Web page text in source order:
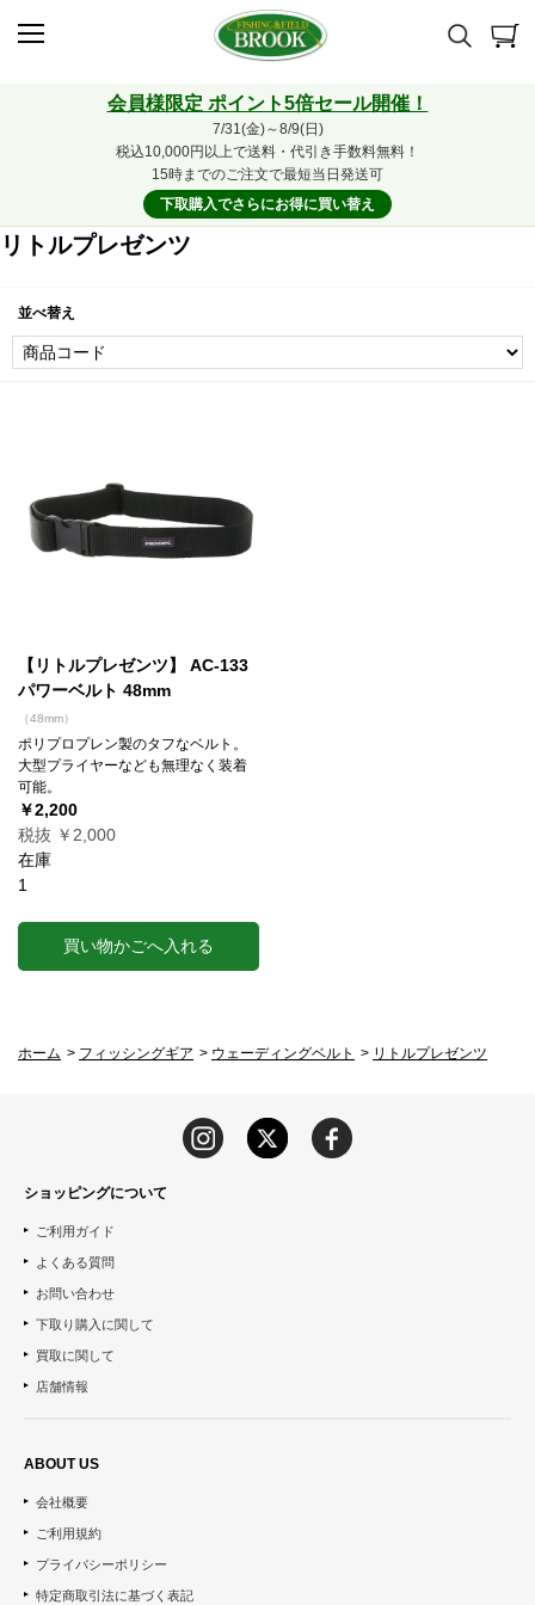
会員様限定 ポイント5倍セール開催！
7/31(金)～8/9(日)
税込10,000円以上で送料・代引き手数料無料！
15時までのご注文で最短当日発送可
下取購入でさらにお得に買い替え
リトルプレゼンツ
並べ替え
【リトルプレゼンツ】 AC-133
パワーベルト 48mm
（48mm）
ポリプロプレン製のタフなベルト。
大型プライヤーなども無理なく装着
可能。
￥2,200
税抜 ￥2,000
在庫
1
買い物かごへ入れる
ホーム > フィッシングギア > ウェーディングベルト > リトルプレゼンツ
ショッピングについて
ご利用ガイド
よくある質問
お問い合わせ
下取り購入に関して
買取に関して
店舗情報
ABOUT US
会社概要
ご利用規約
プライバシーポリシー
特定商取引法に基づく表記